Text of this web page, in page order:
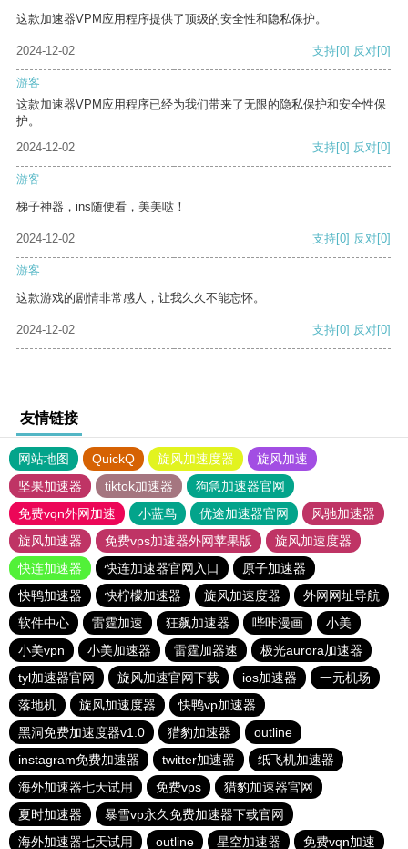
这款加速器VPM应用程序提供了顶级的安全性和隐私保护。
2024-12-02 支持[0] 反对[0]
游客
这款加速器VPM应用程序已经为我们带来了无限的隐私保护和安全性保
护。
2024-12-02
支持[0] 反对[0]
游客
梯子神器，ins随便看，美美哒！
2024-12-02 支持[0] 反对[0]
游客
这款游戏的剧情非常感人，让我久久不能忘怀。
2024-12-02 支持[0] 反对[0]
友情链接
网站地图 QuickQ 旋风加速度器
旋风加速
坚果加速器
tiktok加速器
狗急加速器官网
免费vqn外网加速
小蓝鸟 优途加速器官网
风驰加速器
旋风加速器
免费vps加速器外网苹果版
旋风加速度器
快连加速器
快连加速器官网入口
原子加速器
快鸭加速器
快柠檬加速器 旋风加速度器
外网网址导航
软件中心
雷霆加速 狂飙加速器 哔咔漫画
小美
小美vpn
小美加速器 雷霆加器速
极光aurora加速器
tyl加速器官网
旋风加速官网下载 ios加速器
一元机场
落地机
旋风加速度器
快鸭vp加速器
黑洞免费加速度器v1.0
猎豹加速器
outline
instagram免费加速器
twitter加速器
纸飞机加速器
海外加速器七天试用
免费vps
猎豹加速器官网
夏时加速器
暴雪vp永久免费加速器下载官网
海外加速器七天试用
outline 星空加速器 免费vqn加速